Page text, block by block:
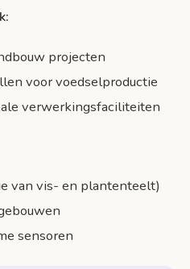
projecten
voor voedselproductie
verwerkingsfaciliteiten
van vis- en plantenteelt)
sensoren